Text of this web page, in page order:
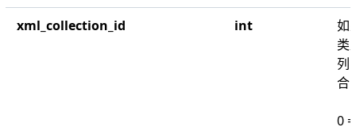
xml_collection_id int
如
类
列
合
0